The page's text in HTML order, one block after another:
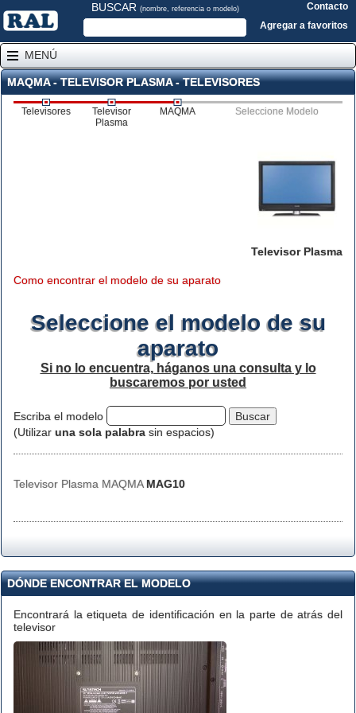
BUSCAR (nombre, referencia o modelo)
Contacto
Agregar a favoritos
MENÚ
MAQMA - TELEVISOR PLASMA - TELEVISORES
Televisores
Televisor
Plasma
MAQMA Seleccione Modelo
Televisor Plasma
Como encontrar el modelo de su aparato
Seleccione el modelo de su
aparato
Si no lo encuentra, háganos una consulta y lo
buscaremos por usted
Escriba el modelo
(Utilizar una sola palabra sin espacios)
Televisor Plasma MAQMA MAG10
DÓNDE ENCONTRAR EL MODELO
Encontrará la etiqueta de identificación en la parte de atrás del
televisor